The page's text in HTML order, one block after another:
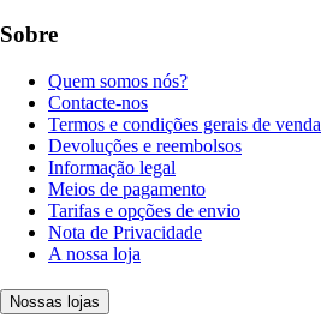
Sobre
Quem somos nós?
Contacte-nos
Termos e condições gerais de venda
Devoluções e reembolsos
Informação legal
Meios de pagamento
Tarifas e opções de envio
Nota de Privacidade
A nossa loja
Nossas lojas